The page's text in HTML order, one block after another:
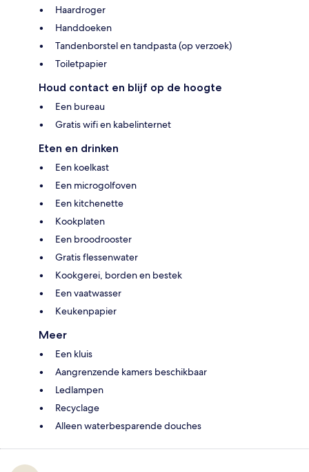
Haardroger
Handdoeken
Tandenborstel en tandpasta (op verzoek)
Toiletpapier
Houd contact en blijf op de hoogte
Een bureau
Gratis wifi en kabelinternet
Eten en drinken
Een koelkast
Een microgolfoven
Een kitchenette
Kookplaten
Een broodrooster
Gratis flessenwater
Kookgerei, borden en bestek
Een vaatwasser
Keukenpapier
Meer
Een kluis
Aangrenzende kamers beschikbaar
Ledlampen
Recyclage
Alleen waterbesparende douches